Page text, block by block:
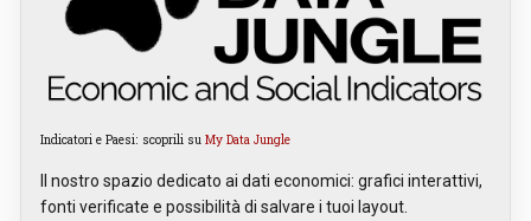
Indicatori e Paesi: scoprili su My Data Jungle
Il nostro spazio dedicato ai dati economici: grafici interattivi,
fonti verificate e possibilità di salvare i tuoi layout.